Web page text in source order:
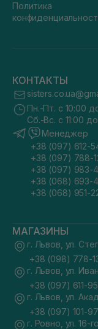
Политика
КОНТАКТЫ
Пн.-Пт. с 10:00
Сб.-Вс. с 11:00
Менеджер
+38 (097) 612-
+38 (097) 788-
+38 (097) 983-
+38 (068) 693-
+38 (068) 951-
МАГАЗИНЫ
г. Львов, ул.
+38 (098) 778-
г. Львов, ул.
+38 (097) 611-
г. Львов, ул.
+38 (097) 101-
г. Ровно, ул. 16-